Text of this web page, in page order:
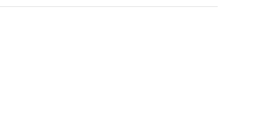
付与しています
なユーザーです
せた実績があります